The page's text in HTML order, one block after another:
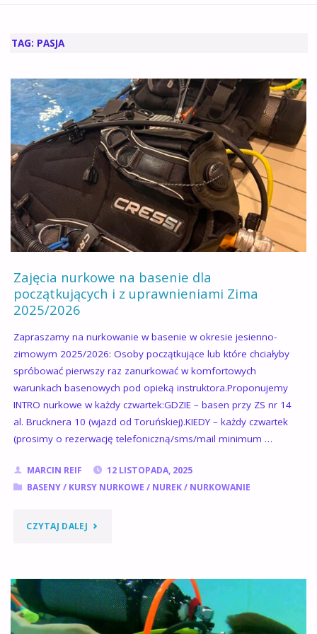
TAG: PASJA
Zajęcia nurkowe na basenie dla
początkujących i z uprawnieniami Zima
2025/2026
Zapraszamy na nurkowanie w basenie w okresie jesienno-
zimowym 2025/2026: Osoby początkujące lub które chciałyby
spróbować pierwszy raz zanurkować w komfortowych
warunkach basenowych pod opieką instruktora.Proponujemy
INTRO nurkowe w każdy czwartek:GDZIE – basen przy ZS nr 14
al. Brucknera 10 (wjazd od Toruńskiej).KIEDY – każdy czwartek
(prosimy o rezerwację telefoniczną/sms/mail minimum …
MARCIN REIF
12 LISTOPADA, 2025
BASENY/ KURSY NURKOWE / NUREK/ NURKOWANIE
CZYTAJ DALEJ"ZAJĘCIA
NA
BASENIE